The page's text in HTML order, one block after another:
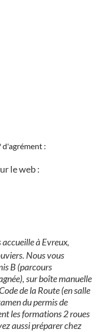
d'agrément :
le web :
à Evreux,
Nous vous
B (parcours
sur boîte manuelle
de la Route (en salle
du permis de
les formations 2 roues
aussi préparer chez